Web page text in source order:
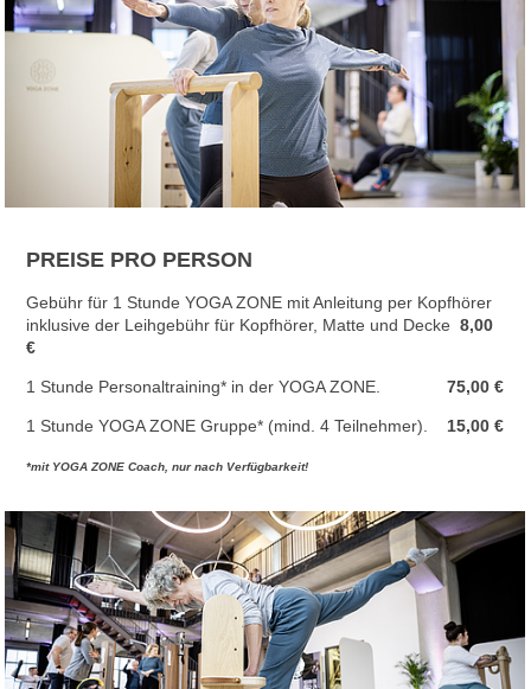
PREISE PRO PERSON
Gebühr für 1 Stunde YOGA ZONE mit Anleitung per Kopfhörer
inklusive der Leihgebühr für Kopfhörer, Matte und Decke8,00
€
1 Stunde Personaltraining* in der YOGA ZONE.75,00 €
1 Stunde YOGA ZONE Gruppe* (mind. 4 Teilnehmer). 15,00 €
*mit YOGA ZONE Coach, nur nach Verfügbarkeit!